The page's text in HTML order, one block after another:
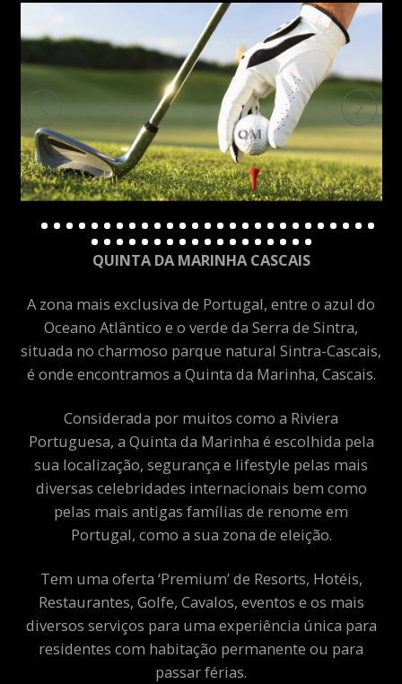
QUINTA DA MARINHA CASCAIS
A zona mais exclusiva de Portugal, entre o azul do
Oceano Atlântico e o verde da Serra de Sintra,
situada no charmoso parque natural Sintra-Cascais,
é onde encontramos a Quinta da Marinha, Cascais.
Considerada por muitos como a Riviera
Portuguesa, a Quinta da Marinha é escolhida pela
sua localização, segurança e lifestyle pelas mais
diversas celebridades internacionais bem como
pelas mais antigas famílias de renome em
Portugal, como a sua zona de eleição.
Tem uma oferta ‘Premium’ de Resorts, Hotéis,
Restaurantes, Golfe, Cavalos, eventos e os mais
diversos serviços para uma experiência única para
residentes com habitação permanente ou para
passar férias.